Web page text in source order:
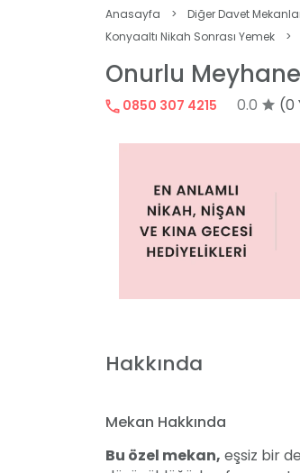
Anasayfa > Diğer Davet
Konyaaltı Nikah Sonrası Yemek
>
Onurlu Meyhane
0850 307 4215 0.0 (0
Hakkında
Mekan Hakkında
Bu özel mekan, eşsiz bir